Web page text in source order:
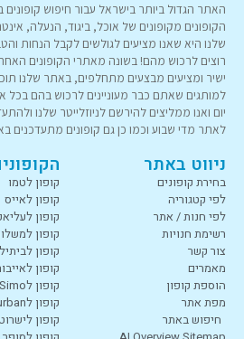
האתר הגדול ביותר בישראל עבור חיפוש קופונים
הקופונים מקופונים של אוכל, ביגוד, הנעלה,
שלנו היא שאנו מציעים לגולשים לקבל הנחות
רוצים לרכוש מהם! בשונה מאתרי הקופונים
ישיר ומציעים מבצעים מתחלפים, באתר שלנו
למותגים שאתם כבר מעוניינים לרכוש בהם בכל
יום ואנו ממליצים להירשם לניוזלייטר שלנו
לאתר מדי שבוע וכמו כן גם קופונים מתעדכנים
ניווט באתר
בחירת קופונים
לפי קטגוריה
לפי חנות / אתר
רשימת חנויות
צור קשר
מאמרים
הוספת קופון
מפת אתר
חיפוש באתר
קופון לטמו
קופון לאייס
קופון
קופון
קופון
קופון
קופון לeSimo
קופון לurban
קופון